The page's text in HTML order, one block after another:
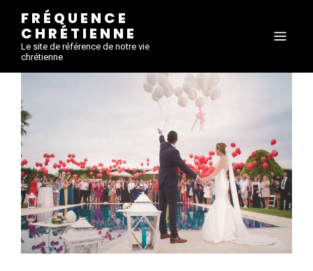
FRÉQUENCE
CHRÉTIENNE
Le site de référence de notre vie
chrétienne